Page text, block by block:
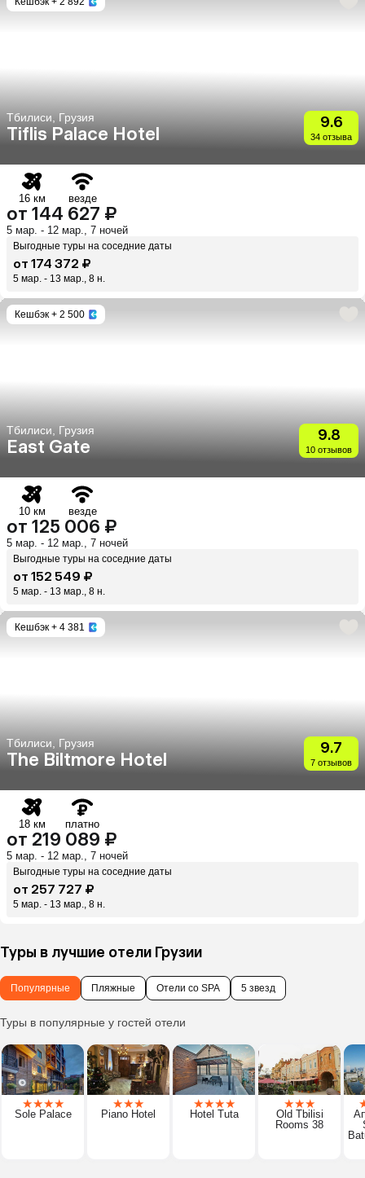
Тбилиси, Грузия
Tiflis Palace Hotel
9.6
34 отзыва
16 км везде
от 144 627 ₽
5 мар. - 12 мар., 7 ночей
Выгодные туры на соседние даты
от 174 372 ₽
5 мар. - 13 мар., 8 н.
Кешбэк + 2 500
Тбилиси, Грузия
East Gate
9.8
10 отзывов
10 км везде
от 125 006 ₽
5 мар. - 12 мар., 7 ночей
Выгодные туры на соседние даты
от 152 549 ₽
5 мар. - 13 мар., 8 н.
Кешбэк + 4 381
Тбилиси, Грузия
The Biltmore Hotel
9.7
7 отзывов
18 км платно
от 219 089 ₽
5 мар. - 12 мар., 7 ночей
Выгодные туры на соседние даты
от 257 727 ₽
5 мар. - 13 мар., 8 н.
Туры в лучшие отели Грузии
Популярные Пляжные Отели со SPA 5 звезд
Туры в популярные у гостей отели
★★★★
Sole Palace
★★★
Piano Hotel
★★★★
Hotel Tuta
★★★
Old Tbilisi
Rooms 38